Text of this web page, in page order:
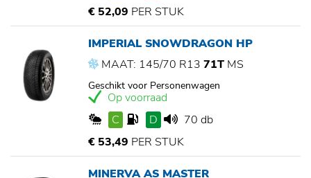
€ 52,09 PER STUK
IMPERIAL SNOWDRAGON HP
MAAT: 145/70 R13 71T MS
Geschikt voor Personenwagen
Op voorraad
C
D
70 db
€ 53,49 PER STUK
MINERVA AS MASTER